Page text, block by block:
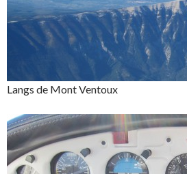
Langs de Mont Ventoux